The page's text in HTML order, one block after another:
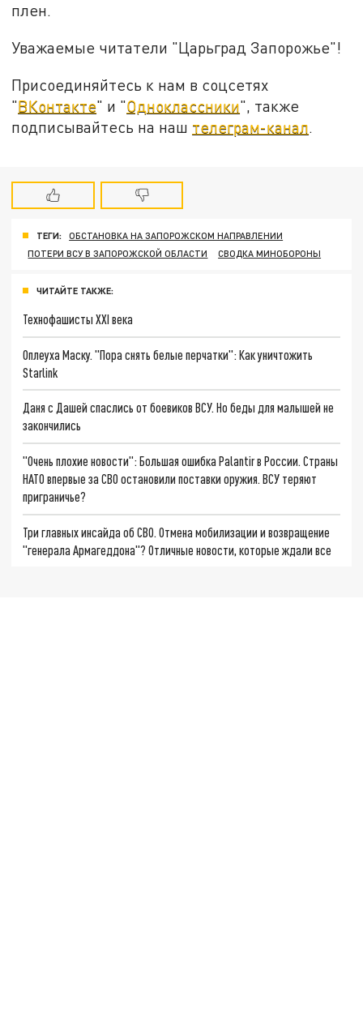
плен.
Уважаемые читатели "Царьград Запорожье"!
Присоединяйтесь к нам в соцсетях
"ВКонтакте" и "Одноклассники", также
подписывайтесь на наш телеграм-канал
ТЕГИ:
ОБСТАНОВКА НА ЗАПОРОЖСКОМ НАПРАВЛЕНИИ
ПОТЕРИ ВСУ В ЗАПОРОЖСКОЙ ОБЛАСТИ
СВОДКА МИНОБОРОНЫ
ЧИТАЙТЕ ТАКЖЕ:
Технофашисты XXI века
Оплеуха Маску. "Пора снять белые перчатки": Как уничтожить
Starlink
Даня с Дашей спаслись от боевиков ВСУ. Но беды для малышей не
закончились
"Очень плохие новости": Большая ошибка Palantir в России. Страны
НАТО впервые за СВО остановили поставки оружия. ВСУ теряют
приграничье?
Три главных инсайда об СВО. Отмена мобилизации и возвращение
"генерала Армагеддона"? Отличные новости, которые ждали все